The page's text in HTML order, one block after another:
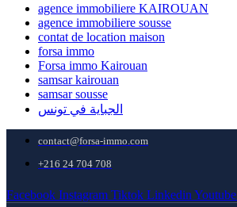
agence immobiliere KAIROUAN
agence immobiliere sousse
contat de location maison
forsa immo
Forsa immo Kairouan
samsar kairouan
samsar sousse
الجباية في تونس
contact@forsa-immo.com
+216 24 704 708
Facebook Instagram Tiktok Linkedin Youtube